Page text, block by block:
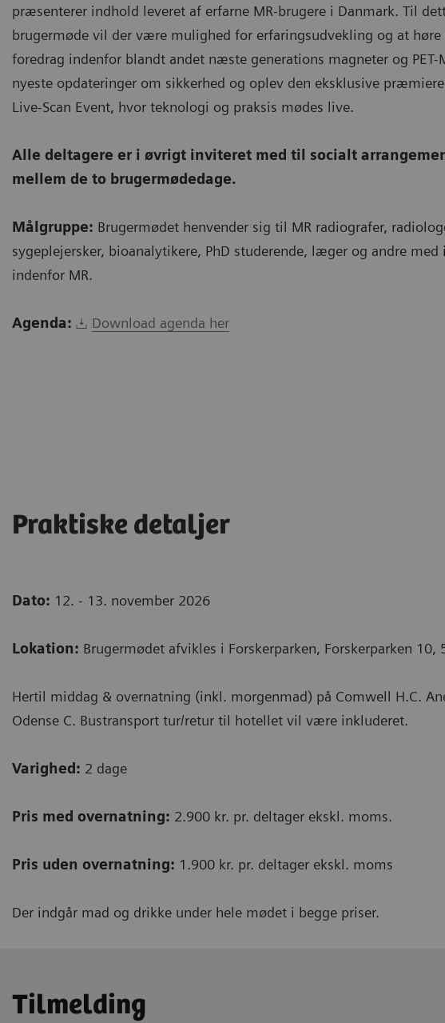
præsenterer indhold leveret af erfarne MR-brugere i Danmark. Til
brugermøde vil der være mulighed for erfaringsudvekling og at
foredrag indenfor blandt andet næste generations magneter og PET-
nyeste opdateringer om sikkerhed og oplev den eksklusive
Live-Scan Event, hvor teknologi og praksis mødes live.
Alle deltagere er i øvrigt inviteret med til socialt
mellem de to brugermødedage.
Målgruppe: Brugermødet henvender sig til MR radiografer,
sygeplejersker, bioanalytikere, PhD studerende, læger og andre med
indenfor MR.
Agenda: Download agenda her
Praktiske detaljer
Dato: 12. - 13. november 2026
Lokation: Brugermødet afvikles i Forskerparken, Forskerparken 10,
Hertil middag & overnatning (inkl. morgenmad) på Comwell H.C.
Odense C. Bustransport tur/retur til hotellet vil være inkluderet.
Varighed: 2 dage
Pris med overnatning: 2.900 kr. pr. deltager ekskl. moms.
Pris uden overnatning: 1.900 kr. pr. deltager ekskl. moms
Der indgår mad og drikke under hele mødet i begge priser.
Tilmelding